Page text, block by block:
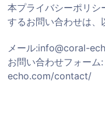
本プライバシーポリシ
するお問い合わせは、
メール:info@coral-
お問い合わせフォーム:
echo.com/contact/